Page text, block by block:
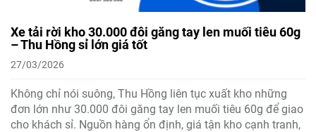
Xe tải rời kho 30.000 đôi găng tay len muối tiêu 60g
– Thu Hồng sỉ lớn giá tốt
27/03/2026
Không chỉ nói suông, Thu Hồng liên tục xuất kho những
đơn lớn như 30.000 đôi găng tay len muối tiêu 60g để giao
cho khách sỉ. Nguồn hàng ổn định, giá tận kho cạnh tranh,